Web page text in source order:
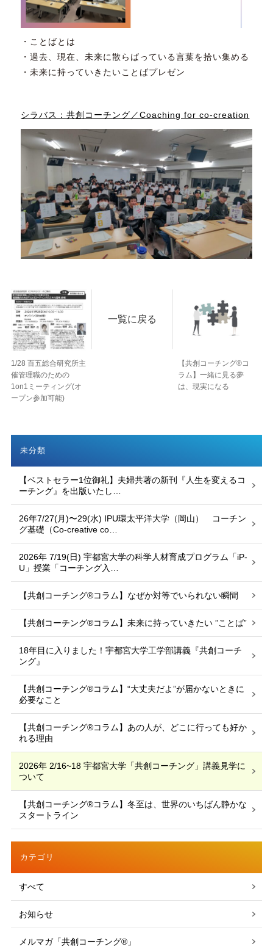
・ことばとは
・過去、現在、未来に散らばっている言葉を拾い集める
・未来に持っていきたいことばプレゼン
シラバス：共創コーチング／Coaching for co-creation
1/28 百五総合研究所主
催管理職のための
1on1ミーティング(オ
ープン参加可能)
一覧に戻る
【共創コーチング®︎コ
ラム】一緒に見る夢
は、現実になる
未分類
【ベストセラー1位御礼】夫婦共著の新刊『人生を変えるコ
ーチング』を出版いたし…
26年7/27(月)〜29(水) IPU環太平洋大学（岡山） コーチン
グ基礎（Co-creative co…
2026年 7/19(日) 宇都宮大学の科学人材育成プログラム「iP-
U」授業「コーチング入…
【共創コーチング®︎コラム】なぜか対等でいられない瞬間
【共創コーチング®︎コラム】未来に持っていきたい ”ことば”
18年目に入りました！宇都宮大学工学部講義『共創コーチ
ング』
【共創コーチング®︎コラム】“大丈夫だよ”が届かないときに
必要なこと
【共創コーチング®︎コラム】あの人が、どこに行っても好か
れる理由
2026年 2/16~18 宇都宮大学「共創コーチング」講義見学に
ついて
【共創コーチング®︎コラム】冬至は、世界のいちばん静かな
スタートライン
カテゴリ
すべて
お知らせ
メルマガ「共創コーチング®」